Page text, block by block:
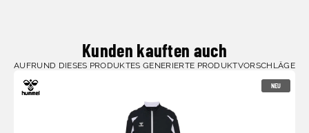
Kunden kauften auch
AUFRUND DIESES PRODUKTES GENERIERTE PRODUKTVORSCHLÄGE
NEU